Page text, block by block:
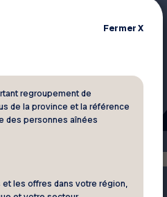
FermerX
regroupement de
de la province et la référence
des personnes aînées
les offres dans votre région,